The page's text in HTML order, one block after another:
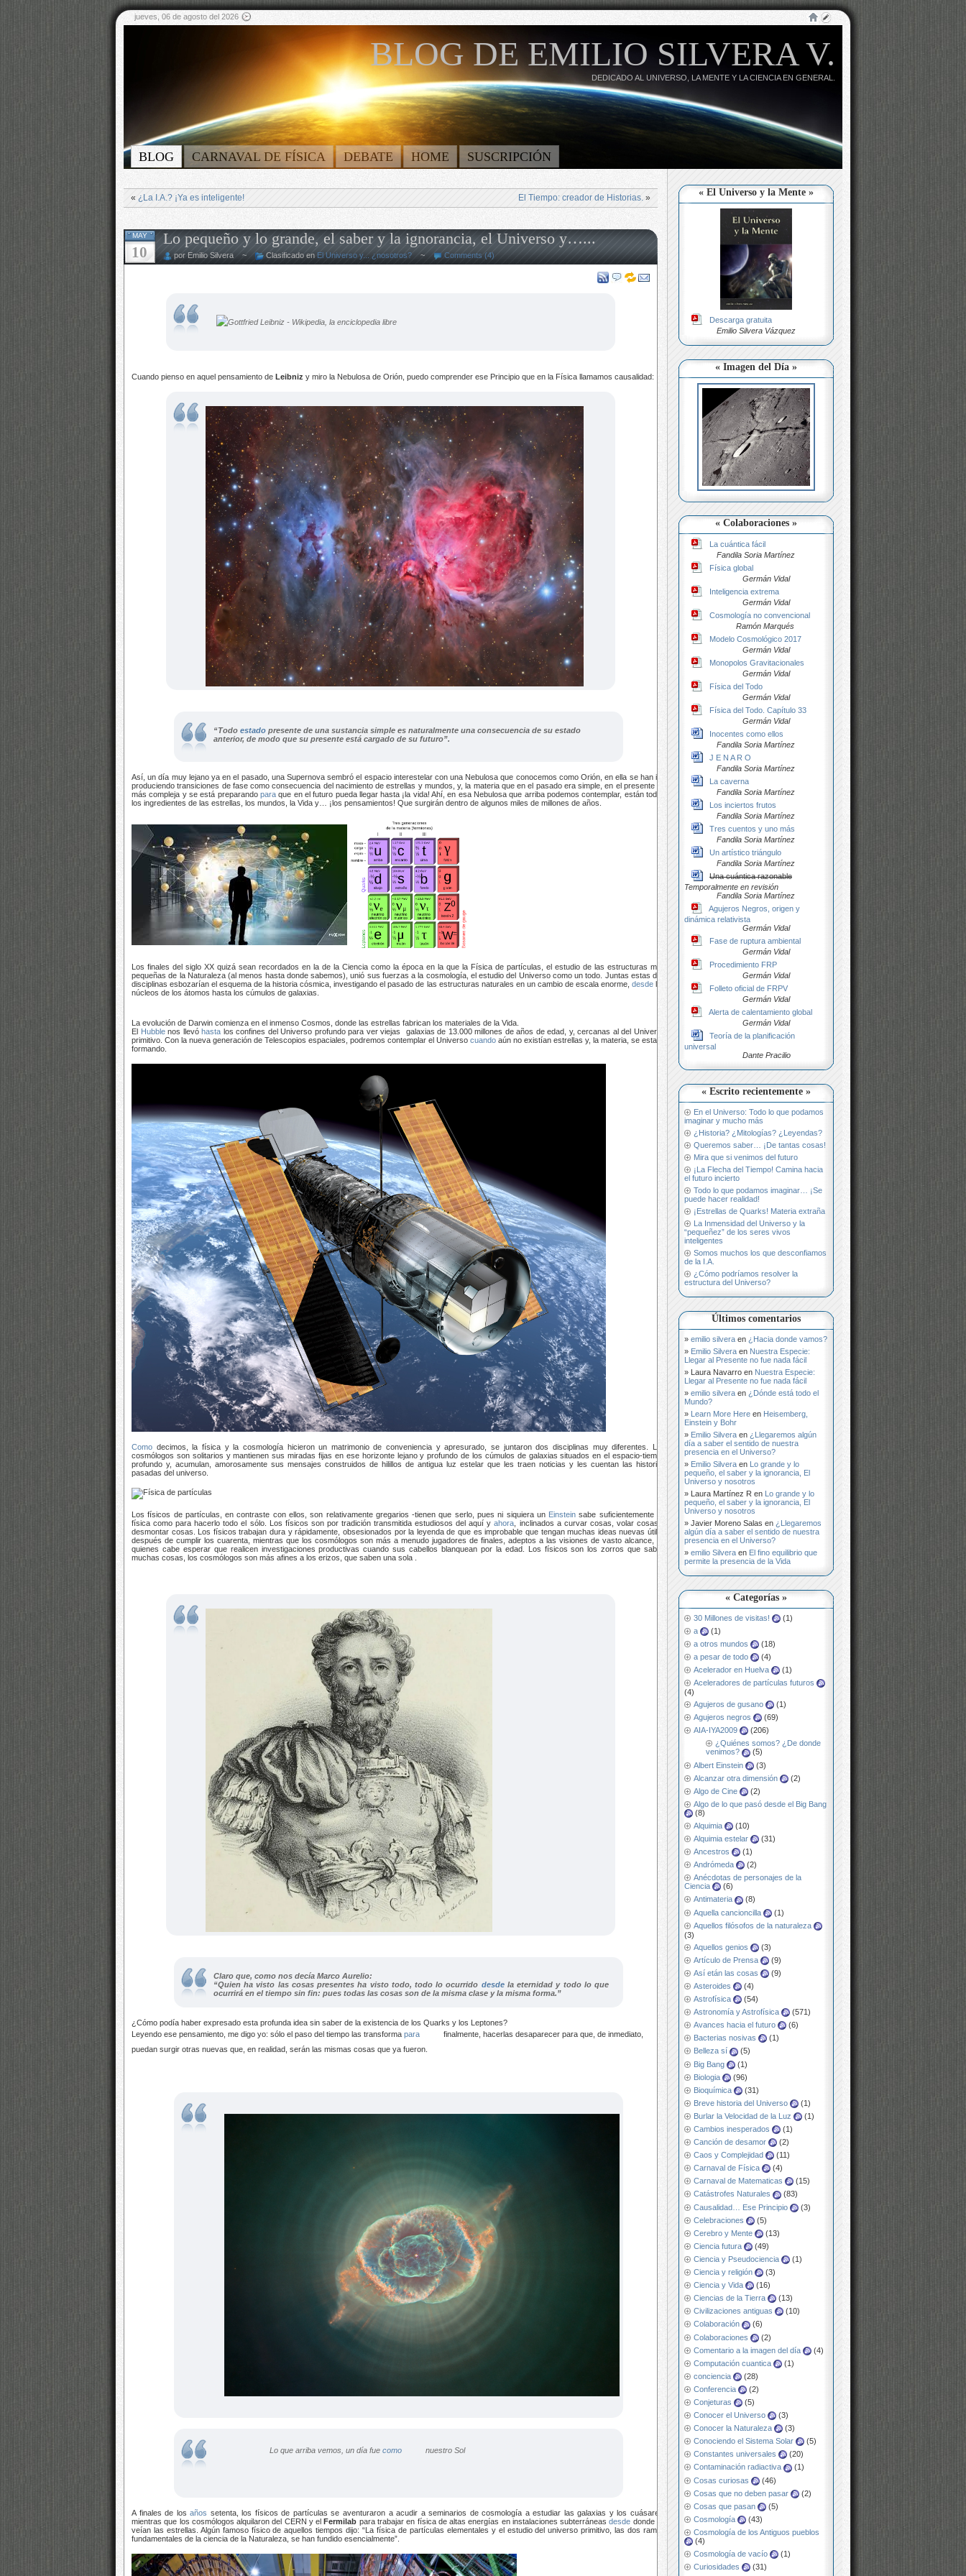
jueves, 06 de agosto del 2026
BLOG DE EMILIO SILVERA V.
DEDICADO AL UNIVERSO, LA MENTE Y LA CIENCIA EN GENERAL.
BLOG CARNAVAL DE FÍSICA DEBATE HOME SUSCRIPCIÓN
« El Universo y la Mente »
Descarga gratuita
Emilio Silvera Vázquez
« Imagen del Día »
« Colaboraciones »
La cuántica fácil
Fandila Soria Martínez
Física global
Germán Vidal
Inteligencia extrema
Germán Vidal
Cosmología no convencional
Ramón Marqués
Modelo Cosmológico 2017
Germán Vidal
Monopolos Gravitacionales
Germán Vidal
Física del Todo
Germán Vidal
Física del Todo. Capítulo 33
Germán Vidal
Inocentes como ellos
Fandila Soria Martínez
J E N A R O
Fandila Soria Martínez
La caverna
Fandila Soria Martínez
Los inciertos frutos
Fandila Soria Martínez
Tres cuentos y uno más
Fandila Soria Martínez
Un artístico triángulo
Fandila Soria Martínez
Una cuántica razonable
Temporalmente en revisión
Fandila Soria Martínez
Agujeros Negros, origen y
dinámica relativista
Germán Vidal
Fase de ruptura ambiental
Germán Vidal
Procedimiento FRP
Germán Vidal
Folleto oficial de FRPV
Germán Vidal
Alerta de calentamiento global
Germán Vidal
Teoría de la planificación
universal
Dante Pracilio
« Escrito recientemente »
En el Universo: Todo lo que podamos
imaginar y mucho más
¿Historia? ¿Mitologías? ¿Leyendas?
Queremos saber… ¡De tantas cosas!
Mira que si venimos del futuro
¡La Flecha del Tiempo! Camina hacia
el futuro incierto
Todo lo que podamos imaginar… ¡Se
puede hacer realidad!
¡Estrellas de Quarks! Materia extraña
La Inmensidad del Universo y la
“pequeñez” de los seres vivos
inteligentes
Somos muchos los que desconfiamos
de la I.A.
¿Cómo podríamos resolver la
estructura del Universo?
Últimos comentarios
emilio silvera en ¿Hacia donde vamos?
Emilio Silvera en Nuestra Especie:
Llegar al Presente no fue nada fácil
Laura Navarro en Nuestra Especie:
Llegar al Presente no fue nada fácil
emilio silvera en ¿Dónde está todo el
Mundo?
Learn More Here en Heisemberg,
Einstein y Bohr
Emilio Silvera en ¿Llegaremos algún
día a saber el sentido de nuestra
presencia en el Universo?
Emilio Silvera en Lo grande y lo
pequeño, el saber y la ignorancia, El
Universo y nosotros
Laura Martínez R en Lo grande y lo
pequeño, el saber y la ignorancia, El
Universo y nosotros
Javier Moreno Salas en ¿Llegaremos
algún día a saber el sentido de nuestra
presencia en el Universo?
emilio Silvera en El fino equilibrio que
permite la presencia de la Vida
« Categorías »
30 Millones de visitas!
(1)
a
(1)
a otros mundos
(18)
a pesar de todo
(4)
Acelerador en Huelva
(1)
Aceleradores de partículas futuros
(4)
Agujeros de gusano
(1)
Agujeros negros
(69)
AIA-IYA2009
(206)
¿Quiénes somos? ¿De donde
venimos?
(5)
Albert Einstein
(3)
Alcanzar otra dimensión
(2)
Algo de Cine
(2)
Algo de lo que pasó desde el Big Bang
(8)
Alquimia
(10)
Alquimia estelar
(31)
Ancestros
(1)
Andrómeda
(2)
Anécdotas de personajes de la
Ciencia
(6)
Antimateria
(8)
Aquella cancioncilla
(1)
Aquellos filósofos de la naturaleza
(3)
Aquellos genios
(3)
Artículo de Prensa
(9)
Así etán las cosas
(9)
Asteroides
(4)
Astrofísica
(54)
Astronomía y Astrofísica
(571)
Avances hacia el futuro
(6)
Bacterias nosivas
(1)
Belleza sí
(5)
Big Bang
(1)
Biologia
(96)
Bioquímica
(31)
Breve historia del Universo
(1)
Burlar la Velocidad de la Luz
(1)
Cambios inesperados
(1)
Canción de desamor
(2)
Caos y Complejidad
(11)
Carnaval de Física
(4)
Carnaval de Matematicas
(15)
Catástrofes Naturales
(83)
Causalidad… Ese Principio
(3)
Celebraciones
(5)
Cerebro y Mente
(13)
Ciencia futura
(49)
Ciencia y Pseudociencia
(1)
Ciencia y religión
(3)
Ciencia y Vida
(16)
Ciencias de la Tierra
(13)
Civilizaciones antiguas
(10)
Colaboración
(6)
Colaboraciones
(2)
Comentario a la imagen del día
(4)
Computación cuantica
(1)
conciencia
(28)
Conferencia
(2)
Conjeturas
(5)
Conocer el Universo
(3)
Conocer la Naturaleza
(3)
Conociendo el Sistema Solar
(5)
Constantes universales
(20)
Contaminación radiactiva
(1)
Cosas curiosas
(46)
Cosas que no deben pasar
(2)
Cosas que pasan
(5)
Cosmología
(43)
Cosmología de los Antiguos pueblos
(4)
Cosmología de vacío
(1)
Curiosidades
(31)
« ¿La I.A.? ¡Ya es inteligente! El Tiempo: creador de Historias. »
MAY
10
Lo pequeño y lo grande, el saber y la ignorancia, el Universo y…...
por Emilio Silvera ~ Clasificado en El Universo y... ¿nosotros?~ Comments (4)
Cuando pienso en aquel pensamiento de Leibniz y miro la Nebulosa de Orión, puedo comprender ese Principio que en la Física llamamos causalidad:
“Todo estado presente de una sustancia simple es naturalmente una consecuencia de su estado
anterior, de modo que su presente está cargado de su futuro”.
Así, un día muy lejano ya en el pasado, una Supernova sembró el espacio interestelar con una Nebulosa que conocemos como Orión, en ella se han ido
produciendo transiciones de fase como consecuencia del nacimiento de estrellas y mundos, y, la materia que en el pasado era simple, en el presente es
más compleja y se está preparando paraque en el futuro pueda llegar hasta ¡la vida! Ahí, en esa Nebulosa que arriba podemos contemplar, están todos
los ingredientes de las estrellas, los mundos, la Vida y… ¡los pensamientos! Que surgirán dentro de algunos miles de millones de años.
Los finales del siglo XX quizá sean recordados en la de la Ciencia como la época en la que la Física de partículas, el estudio de las estructuras más
pequeñas de la Naturaleza (al menos hasta donde sabemos), unió sus fuerzas a la cosmología, el estudio del Universo como un todo. Juntas estas dos
disciplinas esbozarían el esquema de la historia cósmica, investigando el pasado de las estructuras naturales en un cambio de escala enorme, desdelos
núcleos de los átomos hasta los cúmulos de galaxias.
La evolución de Darwin comienza en el inmenso Cosmos, donde las estrellas fabrican los materiales de la Vida.
El Hubblenos llevóhasta los confines del Universo profundo para ver viejas galaxias de 13.000 millones de años de edad, y, cercanas al del Universo
primitivo. Con la nueva generación de Telescopios espaciales, podremos contemplar el Universo cuando aún no existían estrellas y, la materia, se estaba
formando.
Como decimos, la física y la cosmología hicieron un matrimonio de conveniencia y apresurado, se juntaron dos disciplinas muy diferentes. Los
cosmólogos son solitarios y mantienen sus miradas fijas en ese horizonte lejano y profundo de los cúmulos de galaxias situados en el espacio-tiempo
profundo y, acumulan, amorosamente sus mensajes construidos de hilillos de antigua luz estelar que les traen noticias y les cuentan las historias
pasadas del universo.
Los físicos de partículas, en contraste con ellos, son relativamente gregarios -tienen que serlo, pues ni siquiera un Einstein sabe suficientemente de
física como para hacerlo todo el sólo. Los físicos son por tradición transmitida estudiosos del aquí yahora , inclinados a curvar cosas, volar cosas y
desmontar cosas. Los físicos trabajan dura y rápidamente, obsesionados por la leyenda de que es improbable que tengan muchas ideas nuevas útiles
después de cumplir los cuarenta, mientras que los cosmólogos son más a menudo jugadores de finales, adeptos a las visiones de vasto alcance, de
quienes cabe esperar que realicen investigaciones productivas cuando sus cabellos blanquean por la edad. Los físicos son los zorros que saben
muchas cosas, los cosmólogos son más afines a los erizos, que saben una sola .
Claro que, como nos decía Marco Aurelio:
“Quien ha visto las cosas presentes ha visto todo, todo lo ocurrido desdela eternidad y todo lo que
ocurrirá en el tiempo sin fin: pues todas las cosas son de la misma clase y la misma forma.”
¿Cómo podía haber expresado esta profunda idea sin saber de la existencia de los Quarks y los Leptones?
Leyendo ese pensamiento, me digo yo: sólo el paso del tiempo las transforma para
finalmente, hacerlas desaparecer para que, de inmediato,
puedan surgir otras nuevas que, en realidad, serán las mismas cosas que ya fueron.
Lo que arriba vemos, un día fue como nuestro Sol
A finales de losaños setenta, los físicos de partículas se aventuraron a acudir a seminarios de cosmología a estudiar las galaxias y los cuásares,
mientras que los cosmólogos alquilaron del CERN y elFermilab para trabajar en física de altas energías en instalaciones subterráneasdesde donde se
veían las estrellas. Algún famoso físico de aquellos tiempos dijo: “La física de partículas elementales y el estudio del universo primitivo, las dos ramas
fundamentales de la ciencia de la Naturaleza, se han fundido esencialmente”.